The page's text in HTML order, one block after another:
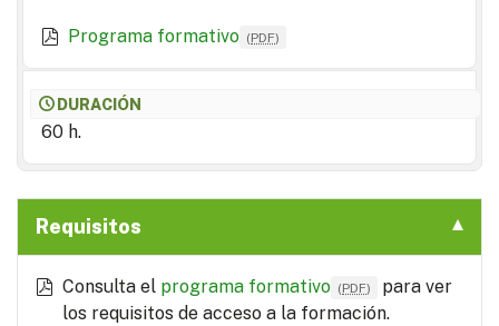
Programa formativo (PDF)
DURACIÓN
60 h.
Requisitos
Consulta el programa formativo (PDF)
para ver
los requisitos de acceso a la formación.